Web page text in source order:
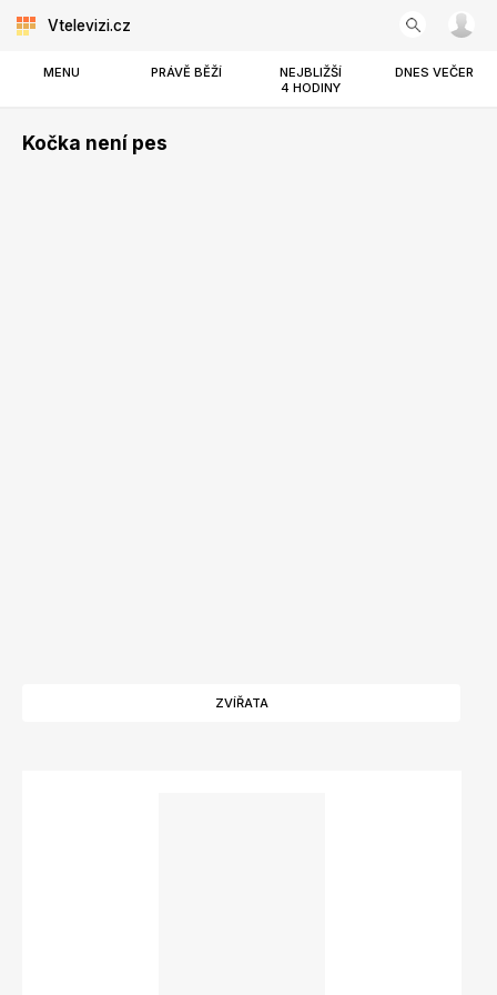
Vtelevizi.cz
MENU PRÁVĚ BĚŽÍ
NEJBLIŽŠÍ
4 HODINY
DNES VEČER
Kočka není pes
ZVÍŘATA